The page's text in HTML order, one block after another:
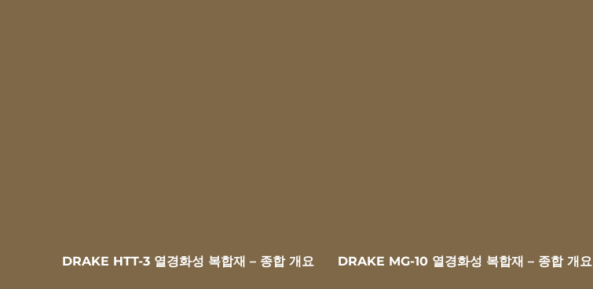
DRAKE HTT-3 열경화성 복합재 – 종합 개요 DRAKE MG-10 열경화성 복합재 – 종합 개요